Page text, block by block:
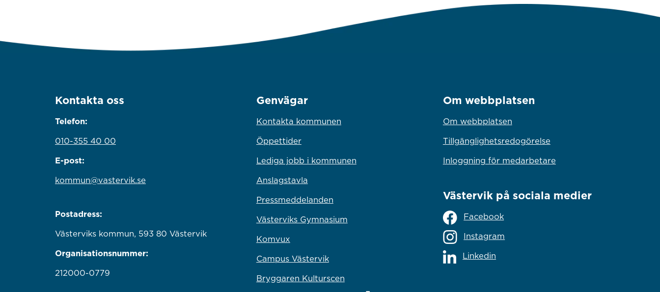
Kontakta oss
Telefon:
010-355 40 00
E-post:
kommun@vastervik.se
Postadress:
Västerviks kommun, 593 80 Västervik
Organisationsnummer:
212000-0779
Genvägar
Kontakta kommunen
Öppettider
Lediga jobb i kommunen
Anslagstavla
Pressmeddelanden
Västerviks Gymnasium
Komvux
Campus Västervik
Bryggaren Kulturscen
Om webbplatsen
Om webbplatsen
Tillgänglighetsredogörelse
Inloggning för medarbetare
Västervik på sociala medier
Facebook
Instagram
Linkedin